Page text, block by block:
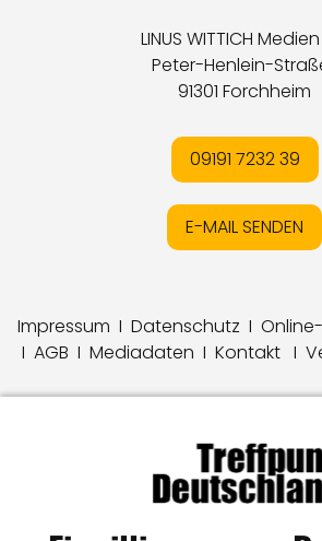
LINUS WITTICH
Peter-Henlein-
91301 Forchheim
09191 7232 39
E-MAIL SENDEN
Impressum I Datenschutz I
I AGB I Mediadaten I Kontakt I